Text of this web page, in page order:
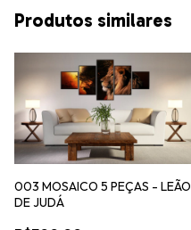
Produtos similares
003 MOSAICO 5 PEÇAS - LEÃO
DE JUDÁ